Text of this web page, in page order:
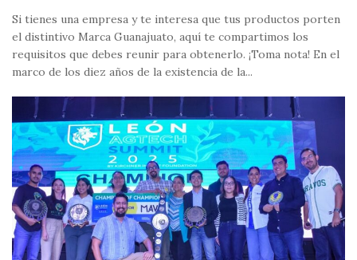
Si tienes una empresa y te interesa que tus productos porten
el distintivo Marca Guanajuato, aquí te compartimos los
requisitos que debes reunir para obtenerlo. ¡Toma nota! En el
marco de los diez años de la existencia de la...